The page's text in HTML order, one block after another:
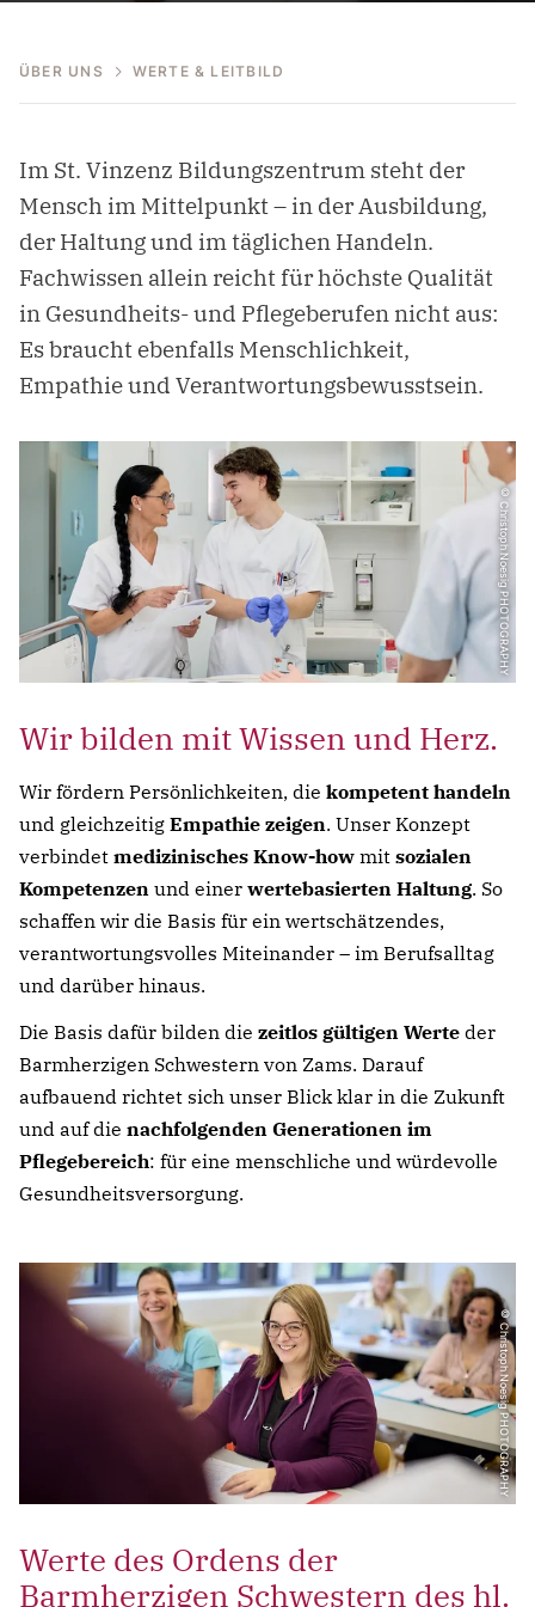
ÜBER UNS WERTE & LEITBILD
Im St. Vinzenz Bildungszentrum steht der
Mensch im Mittelpunkt – in der Ausbildung,
der Haltung und im täglichen Handeln.
Fachwissen allein reicht für höchste Qualität
in Gesundheits- und Pflegeberufen nicht aus:
Es braucht ebenfalls Menschlichkeit,
Empathie und Verantwortungsbewusstsein.
© Christoph Noesig PHOTOGRAPHY
Wir bilden mit Wissen und Herz.
Wir fördern Persönlichkeiten, die kompetent handeln
und gleichzeitig Empathie zeigen. Unser Konzept
verbindet medizinisches Know-how mit sozialen
Kompetenzen und einer wertebasierten Haltung. So
schaffen wir die Basis für ein wertschätzendes,
verantwortungsvolles Miteinander – im Berufsalltag
und darüber hinaus.
Die Basis dafür bilden die zeitlos gültigen Werte der
Barmherzigen Schwestern von Zams. Darauf
aufbauend richtet sich unser Blick klar in die Zukunft
und auf die nachfolgenden Generationen im
Pflegebereich: für eine menschliche und würdevolle
Gesundheitsversorgung.
© Christoph Noesig PHOTOGRAPHY
Werte des Ordens der
Barmherzigen Schwestern des hl.